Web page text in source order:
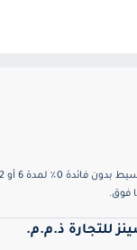
للتجارة ذ.م.م.